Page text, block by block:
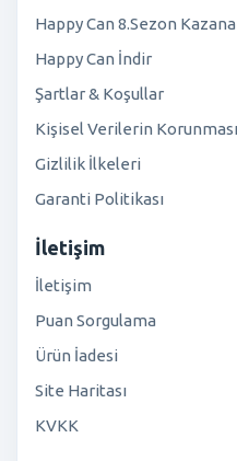
Happy Can 8.Sezon
Happy Can İndir
Şartlar & Koşullar
Kişisel Verilerin Korunması
Gizlilik İlkeleri
Garanti Politikası
İletişim
İletişim
Puan Sorgulama
Ürün İadesi
Site Haritası
KVKK